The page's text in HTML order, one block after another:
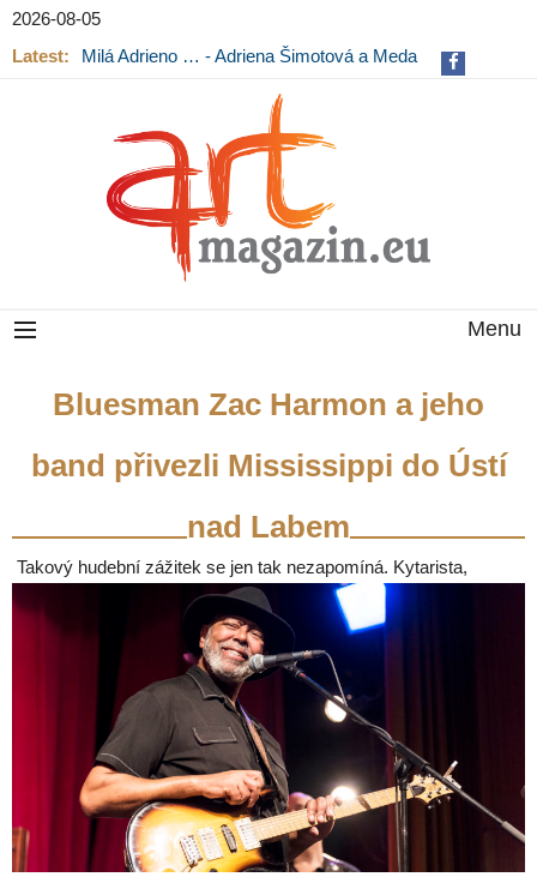
2026-08-05
Latest:
Milá Adrieno … - Adriena Šimotová a Meda
Menu
Bluesman Zac Harmon a jeho
band přivezli Mississippi do Ústí
nad Labem
Takový hudební zážitek se jen tak nezapomíná. Kytarista,